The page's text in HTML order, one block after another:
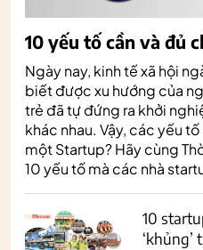
10 yếu tố cần và đủ
Ngày nay, kinh tế xã hội
biết được xu hướng của
trẻ đã tự đứng ra khởi
khác nhau. Vậy, các yếu
một Startup? Hãy cùng
10 yếu tố mà các nhà
10